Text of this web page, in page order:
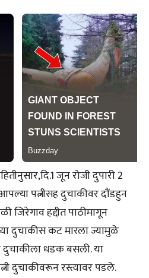
जून रोजी दुपारी 2
पत्नीसह दुचाकीवर दौंडहुन
जिरेगाव हद्दीत पाठीमागून
दुचाकीस कट मारला ज्यामुळे
दुचाकीला धडक बसली. या
दुचाकीवरून रस्त्यावर पडले.